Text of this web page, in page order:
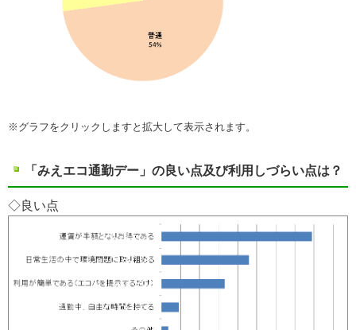
※グラフをクリックしますと拡大して表示されます。
「みえエコ通勤デー」の良い点及び利用しづらい点は？
◇良い点